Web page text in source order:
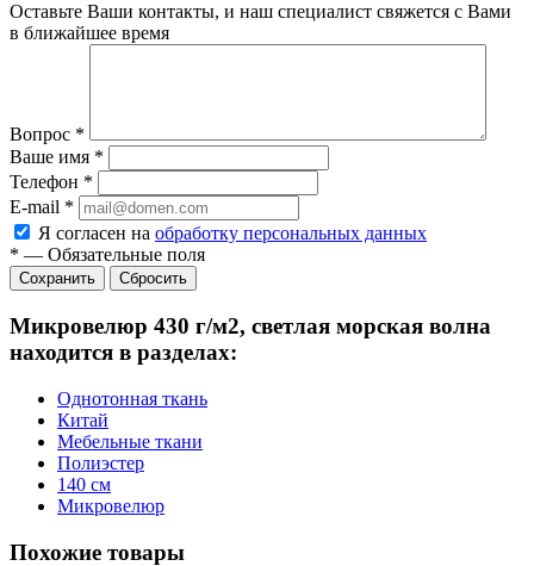
Оставьте Ваши контакты, и наш специалист свяжется с Вами
в ближайшее время
Вопрос *
Ваше имя *
Телефон *
E-mail *
Я согласен на обработку персональных данных
* — Обязательные поля
Сбросить
Микровелюр 430 г/м2, светлая морская волна
находится в разделах:
Однотонная ткань
Китай
Мебельные ткани
Полиэстер
140 см
Микровелюр
Похожие товары